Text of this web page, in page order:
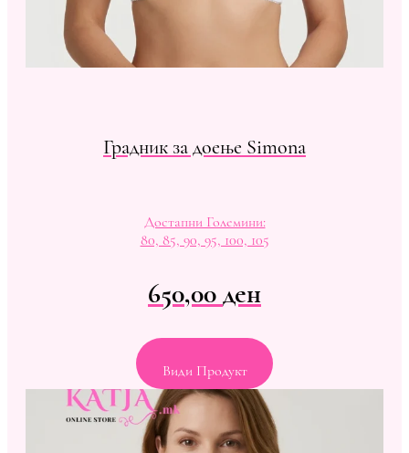
Градник за доење Simona
Достапни Големини:
80, 85, 90, 95, 100, 105
650,00ден
Види Продукт